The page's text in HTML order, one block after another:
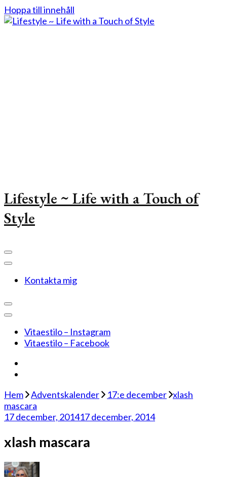
Hoppa till innehåll
Lifestyle ~ Life with a Touch of
Style
Kontakta mig
Vitaestilo – Instagram
Vitaestilo – Facebook
Hem Adventskalender 17:e december xlash
mascara
17 december, 201417 december, 2014
xlash mascara